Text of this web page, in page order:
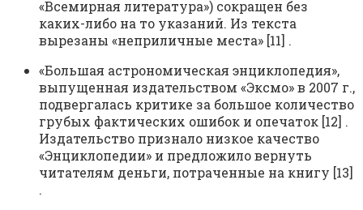
«Всемирная литература») сокращен без
каких-либо на то указаний. Из текста
вырезаны «неприличные места» [11] .
«Большая астрономическая энциклопедия»,
выпущенная издательством «Эксмо» в 2007 г.,
подвергалась критике за большое количество
грубых фактических ошибок и опечаток [12] .
Издательство признало низкое качество
«Энциклопедии» и предложило вернуть
читателям деньги, потраченные на книгу [13]
.